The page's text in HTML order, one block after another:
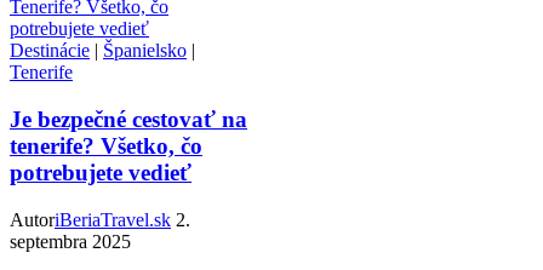
Destinácie | Španielsko |
Tenerife
Je bezpečné cestovať na
tenerife? Všetko, čo
potrebujete vedieť
AutoriBeriaTravel.sk 2.
septembra 2025